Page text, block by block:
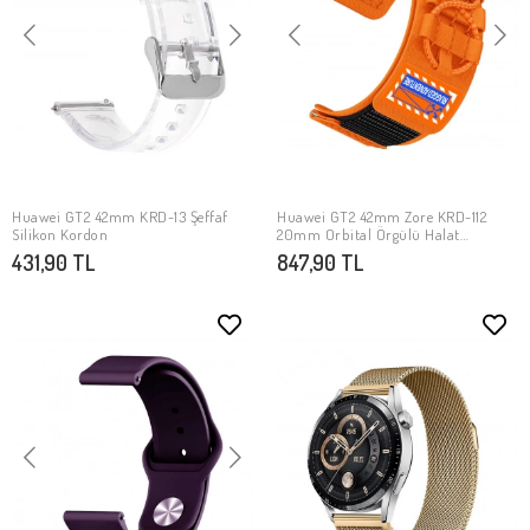
SEPETE EKLE
Huawei GT2 42mm KRD-13 Şeffaf
Silikon Kordon
431,90 TL
SEPETE EKLE
Huawei GT2 42mm Zore KRD-112
20mm Orbital Örgülü Halat
Tasarımlı Naylon Kumaş Hasır
Kordon
847,90 TL